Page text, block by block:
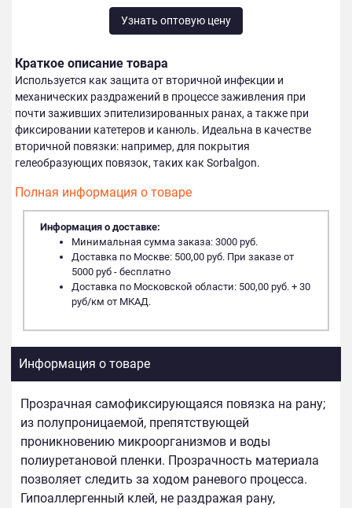
Узнать оптовую цену
Краткое описание товара
Используется как защита от вторичной инфекции и
механических раздражений в процессе заживления при
почти заживших эпителизированных ранах, а также при
фиксировании катетеров и канюль. Идеальна в качестве
вторичной повязки: например, для покрытия
гелеобразующих повязок, таких как Sorbalgon.
Полная информация о товаре
Информация о доставке:
Минимальная сумма заказа: 3000 руб.
Доставка по Москве: 500,00 руб. При заказе от
5000 руб - бесплатно
Доставка по Московской области: 500,00 руб. + 30
руб/км от МКАД.
Информация о товаре
Прозрачная самофиксирующаяся повязка на рану;
из полупроницаемой, препятствующей
проникновению микроорганизмов и воды
полиуретановой пленки. Прозрачность материала
позволяет следить за ходом раневого процесса.
Гипоаллергенный клей, не раздражая рану,